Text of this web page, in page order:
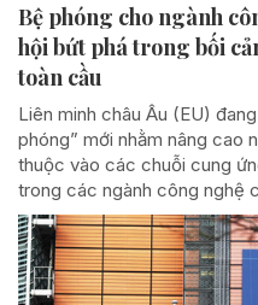
Bệ phóng cho ngành
hội bứt phá trong bối
toàn cầu
Liên minh châu Âu (EU)
phóng” mới nhằm nâng cao
thuộc vào các chuỗi cung
trong các ngành công nghệ